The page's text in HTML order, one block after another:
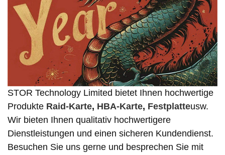
STOR Technology Limited bietet Ihnen hochwertige
Produkte Raid-Karte, HBA-Karte, Festplatteusw.
Wir bieten Ihnen qualitativ hochwertigere
Dienstleistungen und einen sicheren Kundendienst.
Besuchen Sie uns gerne und besprechen Sie mit